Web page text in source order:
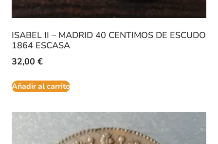
ISABEL II – MADRID 40 CENTIMOS DE ESCUDO
1864 ESCASA
32,00 €
Añadir al carrito